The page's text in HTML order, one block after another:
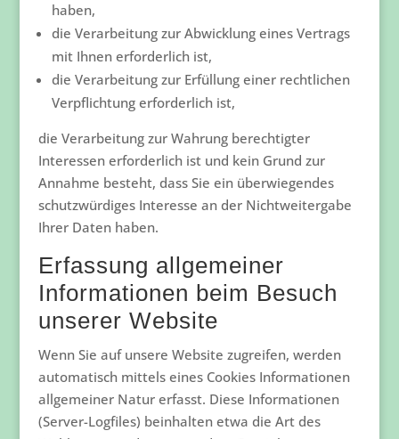
haben,
die Verarbeitung zur Abwicklung eines Vertrags
mit Ihnen erforderlich ist,
die Verarbeitung zur Erfüllung einer rechtlichen
Verpflichtung erforderlich ist,
die Verarbeitung zur Wahrung berechtigter
Interessen erforderlich ist und kein Grund zur
Annahme besteht, dass Sie ein überwiegendes
schutzwürdiges Interesse an der Nichtweitergabe
Ihrer Daten haben.
Erfassung allgemeiner
Informationen beim Besuch
unserer Website
Wenn Sie auf unsere Website zugreifen, werden
automatisch mittels eines Cookies Informationen
allgemeiner Natur erfasst. Diese Informationen
(Server-Logfiles) beinhalten etwa die Art des